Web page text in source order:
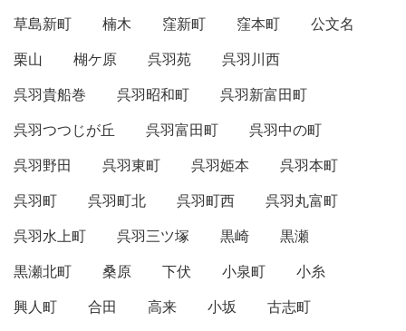
草島新町
楠木 窪新町 窪本町
公文名
栗山
楜ケ原 呉羽苑
呉羽川西
呉羽貴船巻
呉羽昭和町
呉羽新富田町
呉羽つつじが丘
呉羽富田町
呉羽中の町
呉羽野田
呉羽東町 呉羽姫本
呉羽本町
呉羽町
呉羽町北 呉羽町西
呉羽丸富町
呉羽水上町
呉羽三ツ塚 黒崎
黒瀬
黒瀬北町
桑原 下伏 小泉町
小糸
興人町
合田 高来 小坂
古志町